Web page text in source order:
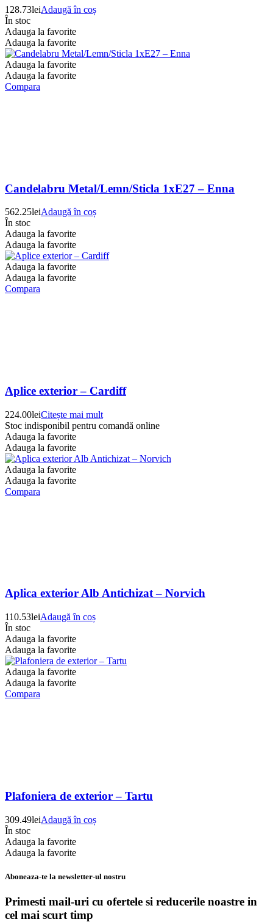
128.73leiAdaugă în coș
În stoc
Adauga la favorite
Adauga la favorite
Adauga la favorite
Adauga la favorite
Compara
Candelabru Metal/Lemn/Sticla 1xE27 – Enna
562.25leiAdaugă în coș
În stoc
Adauga la favorite
Adauga la favorite
Adauga la favorite
Adauga la favorite
Compara
Aplice exterior – Cardiff
224.00leiCitește mai mult
Stoc indisponibil pentru comandă online
Adauga la favorite
Adauga la favorite
Adauga la favorite
Adauga la favorite
Compara
Aplica exterior Alb Antichizat – Norvich
110.53leiAdaugă în coș
În stoc
Adauga la favorite
Adauga la favorite
Adauga la favorite
Adauga la favorite
Compara
Plafoniera de exterior – Tartu
309.49leiAdaugă în coș
În stoc
Adauga la favorite
Adauga la favorite
Aboneaza-te la newsletter-ul nostru
Primesti mail-uri cu ofertele si reducerile noastre in
cel mai scurt timp